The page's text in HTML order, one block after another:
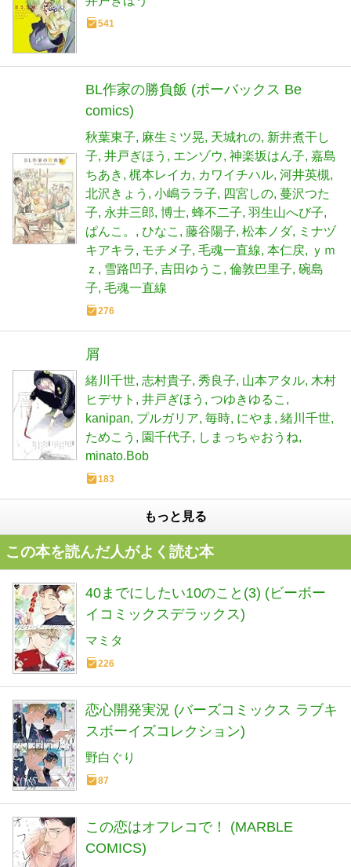
541
BL作家の勝負飯 (ポーバックス Be
comics)
秋葉東子 麻生ミツ晃 天城れの 新井煮干し
子 井戸ぎほう エンゾウ 神楽坂はん子 嘉島
ちあき
梶本レイカ カワイチハル 河井英槻
北沢きょう
小嶋ララ子 四宮しの 蔓沢つた
子 永井三郎 博士 蜂不二子 羽生山へび子
ぱんこ。
ひなこ 藤谷陽子 松本ノダ
ミナヅ
キアキラ
モチメ子 毛魂一直線 本仁戻
ｙｍ
ｚ
雪路凹子 吉田ゆうこ 倫敦巴里子 碗島
子 毛魂一直線
276
屑
緒川千世 志村貴子 秀良子 山本アタル 木村
ヒデサト
井戸ぎほう
つゆきゆるこ
kanipan プルガリア 毎時 にやま
緒川千世
ためこう
園千代子
しまっちゃおうね
minato.Bob
183
もっと見る
この本を読んだ人がよく読む本
40までにしたい10のこと(3) (ビーボー
イコミックスデラックス)
マミタ
226
恋心開発実況 (バーズコミックス ラブキ
スボーイズコレクション)
野白ぐり
87
この恋はオフレコで！ (MARBLE
COMICS)